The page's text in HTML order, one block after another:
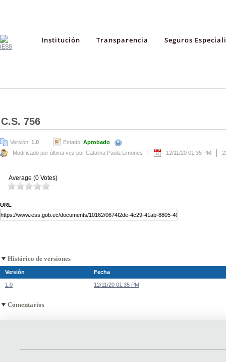
Institución Transparencia Seguros
C.S. 756
Versión: 1.0 Estado: Aprobado
Modificado por última vez por Catalina Paola Limones
12/11/20 01:35 PM
Average (0 Votes)
URL
Histórico de versiones
Versión Fecha
1.0 12/11/20 01:35 PM
Comentarios